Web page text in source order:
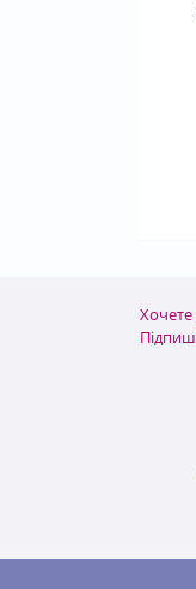
Хочете